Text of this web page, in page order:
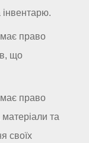
інвентарю.
має право
що
має право
та
своїх